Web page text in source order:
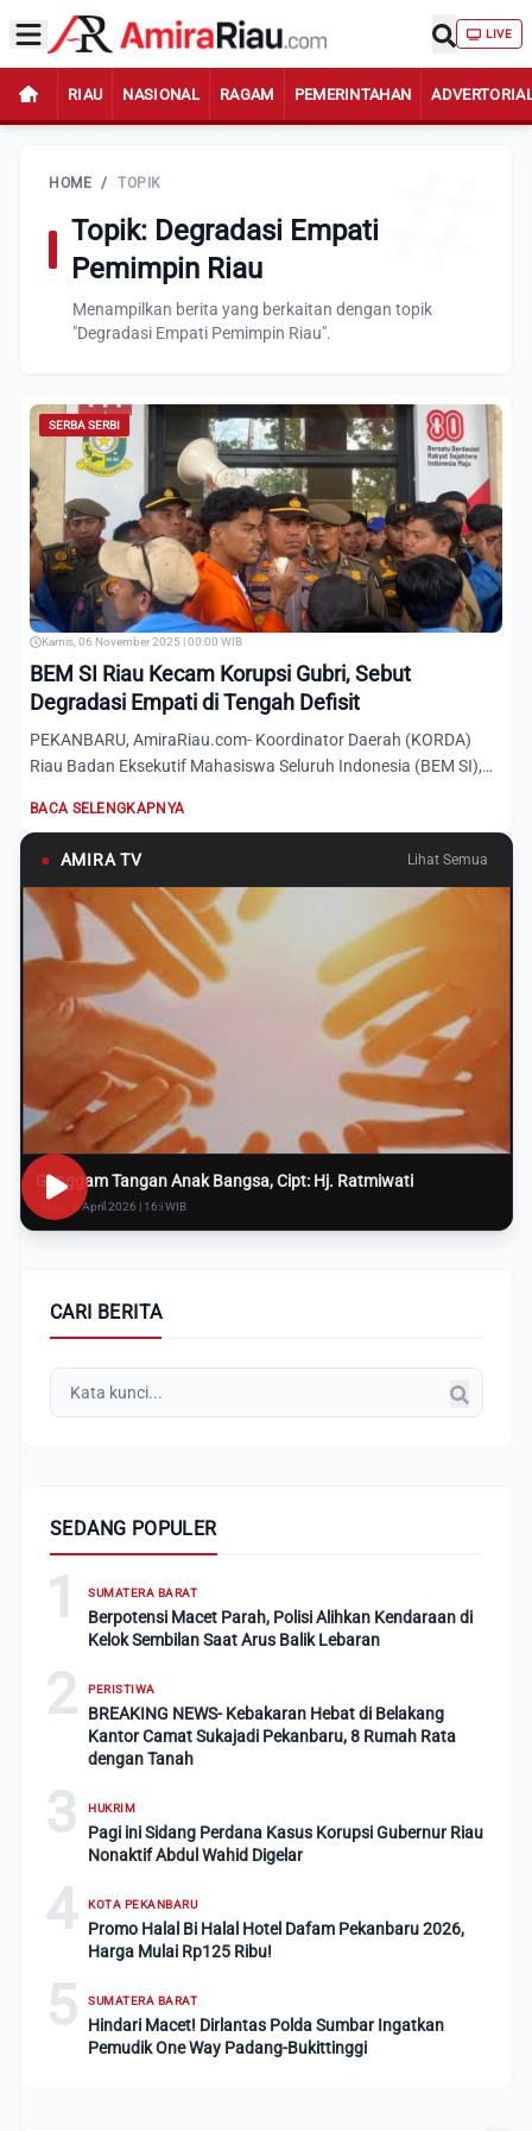
LIVE
RIAU NASIONAL RAGAM PEMERINTAHAN
HOME / TOPIK
Topik: Degradasi Empati
Pemimpin Riau
Menampilkan berita yang berkaitan dengan topik
"Degradasi Empati Pemimpin Riau".
SERBA SERBI
Kamis, 06 November 2025 | 00:00 WIB
BEM SI Riau Kecam Korupsi Gubri, Sebut
Degradasi Empati di Tengah Defisit
PEKANBARU, AmiraRiau.com- Koordinator Daerah (KORDA)
Riau Badan Eksekutif Mahasiswa Seluruh Indonesia (BEM SI),
BACA SELENGKAPNYA
● AMIRA TV Lihat Semua
Genggam Tangan Anak Bangsa, Cipt: Hj. Ratmiwati
Rabu, 8 April 2026 | 16:i WIB
CARI BERITA
SEDANG POPULER
1 SUMATERA BARAT
Berpotensi Macet Parah, Polisi Alihkan Kendaraan di
Kelok Sembilan Saat Arus Balik Lebaran
2 PERISTIWA
BREAKING NEWS- Kebakaran Hebat di Belakang
Kantor Camat Sukajadi Pekanbaru, 8 Rumah Rata
dengan Tanah
3 HUKRIM
Pagi ini Sidang Perdana Kasus Korupsi Gubernur Riau
Nonaktif Abdul Wahid Digelar
4 KOTA PEKANBARU
Promo Halal Bi Halal Hotel Dafam Pekanbaru 2026,
Harga Mulai Rp125 Ribu!
5 SUMATERA BARAT
Hindari Macet! Dirlantas Polda Sumbar Ingatkan
Pemudik One Way Padang-Bukittinggi